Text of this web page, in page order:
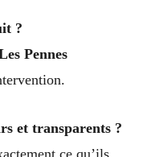
?
Pennes
et transparents ?